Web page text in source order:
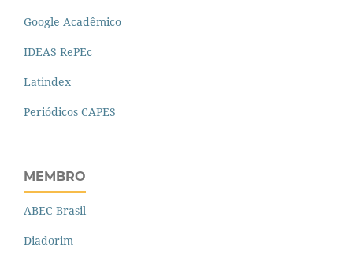
Google Acadêmico
IDEAS RePEc
Latindex
Periódicos CAPES
MEMBRO
ABEC Brasil
Diadorim